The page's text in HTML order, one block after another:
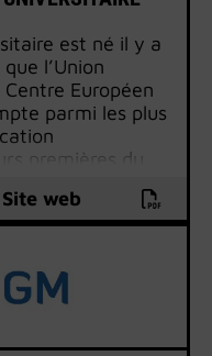
est né il y a
l’Union
Européen
parmi les plus
premières du
l’Est et de
différents, le CEU
marque en
et
des
Site web